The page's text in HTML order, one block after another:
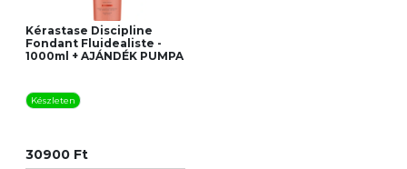
Kérastase Discipline
Fondant Fluidealiste -
1000ml + AJÁNDÉK PUMPA
Készleten
30900 Ft